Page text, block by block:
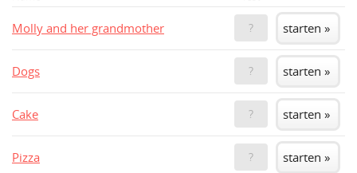
Molly and her grandmother ? starten »
Dogs ? starten »
Cake ? starten »
Pizza ? starten »